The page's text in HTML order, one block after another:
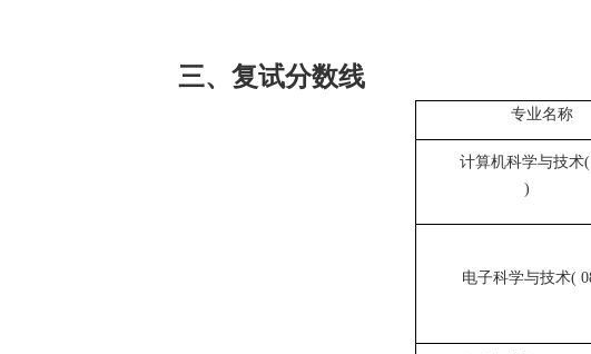
三、 复试分数线
专业名称
计算机科学与技术(
)
电子科学与技术(